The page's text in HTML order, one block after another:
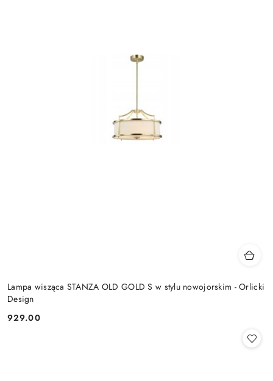
Lampa wisząca STANZA OLD GOLD S w stylu nowojorskim - Orlicki
Design
Cena:
929.00